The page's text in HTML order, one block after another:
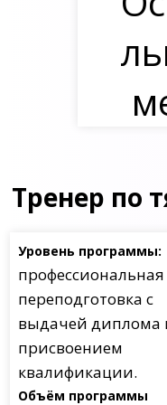
Тренер по
Уровень программы:
профессиональная
переподготовка с
выдачей диплома
присвоением
квалификации.
Объём программы